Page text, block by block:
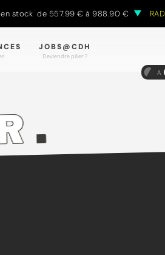
de 557.99 € à 988.90 €
JOBS@CDH
Deviendre pilier ?
A